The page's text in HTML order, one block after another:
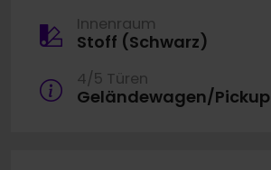
Innenraum
Stoff (Schwarz)
4/5 Türen
Geländewagen/Pickup